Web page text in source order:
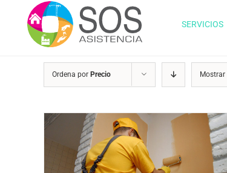
contenido
SERVICIOS
Ordena por Precio Mostrar